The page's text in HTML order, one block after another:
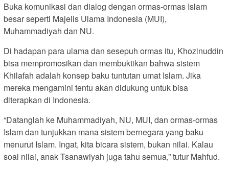
Buka komunikasi dan dialog dengan ormas-ormas Islam
besar seperti Majelis Ulama Indonesia (MUI),
Muhammadiyah dan NU.
Di hadapan para ulama dan sesepuh ormas itu, Khozinuddin
bisa mempromosikan dan membuktikan bahwa sistem
Khilafah adalah konsep baku tuntutan umat Islam. Jika
mereka mengamini tentu akan didukung untuk bisa
diterapkan di Indonesia.
“Datanglah ke Muhammadiyah, NU, MUI, dan ormas-ormas
Islam dan tunjukkan mana sistem bernegara yang baku
menurut Islam. Ingat, kita bicara sistem, bukan nilai. Kalau
soal nilai, anak Tsanawiyah juga tahu semua,” tutur Mahfud.